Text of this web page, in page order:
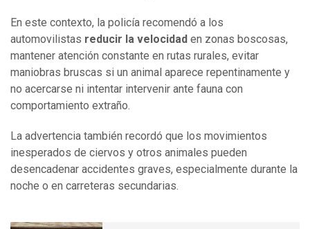
En este contexto, la policía recomendó a los
automovilistas reducir la velocidad en zonas boscosas,
mantener atención constante en rutas rurales, evitar
maniobras bruscas si un animal aparece repentinamente y
no acercarse ni intentar intervenir ante fauna con
comportamiento extraño.
La advertencia también recordó que los movimientos
inesperados de ciervos y otros animales pueden
desencadenar accidentes graves, especialmente durante la
noche o en carreteras secundarias.